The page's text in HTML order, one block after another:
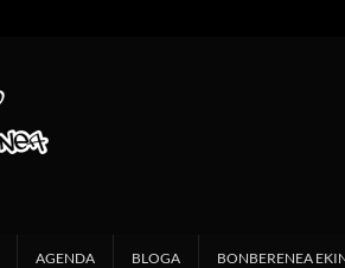
AGENDA BLOGA BONBERENEA